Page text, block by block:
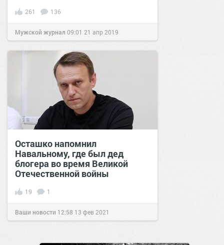
261 136
Мужской журнал 09:01 21 апр 2019
Осташко напомнил
Навальному, где был дед
блогера во время Великой
Отечественной войны
19 1
Ваши новости 12:58 13 фев 2021